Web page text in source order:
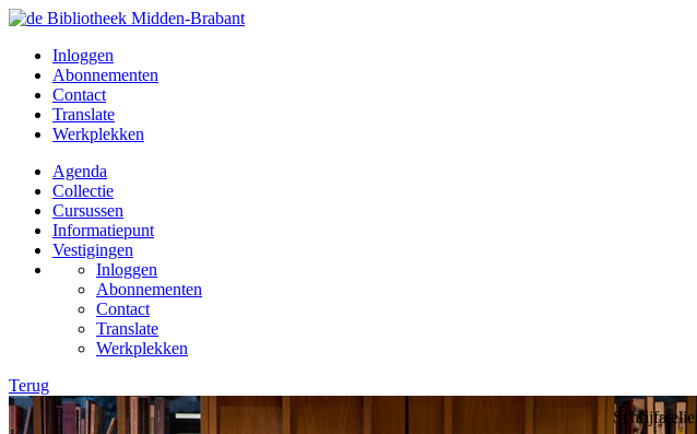
Inloggen
Abonnementen
Contact
Translate
Werkplekken
Agenda
Collectie
Cursussen
Informatiepunt
Vestigingen
Inloggen
Abonnementen
Contact
Translate
Werkplekken
Terug
Schrijfatelier